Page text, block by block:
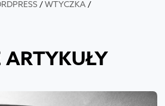
/WTYCZKA/
ARTYKUŁY